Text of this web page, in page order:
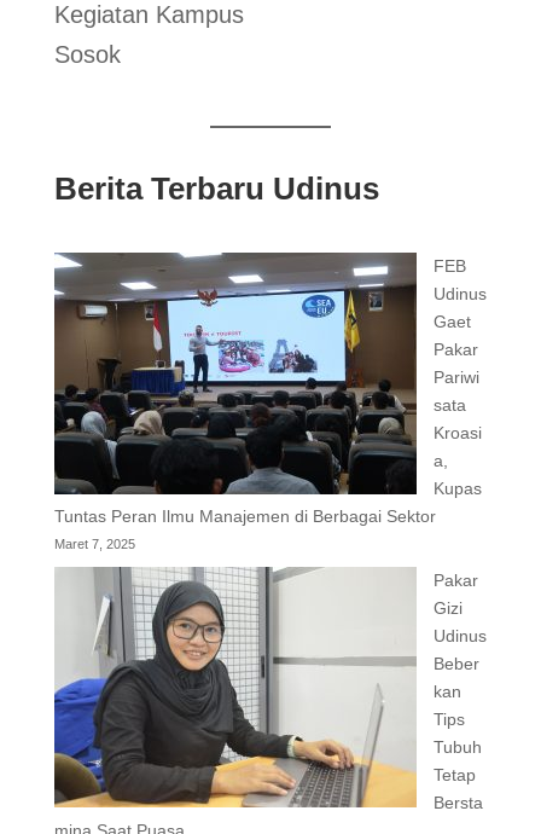
Kegiatan Kampus
Sosok
Berita Terbaru Udinus
FEB
Udinus
Gaet
Pakar
Pariwi
sata
Kroasi
a,
Kupas
Tuntas Peran Ilmu Manajemen di Berbagai Sektor
Maret 7, 2025
Pakar
Gizi
Udinus
Beber
kan
Tips
Tubuh
Tetap
Bersta